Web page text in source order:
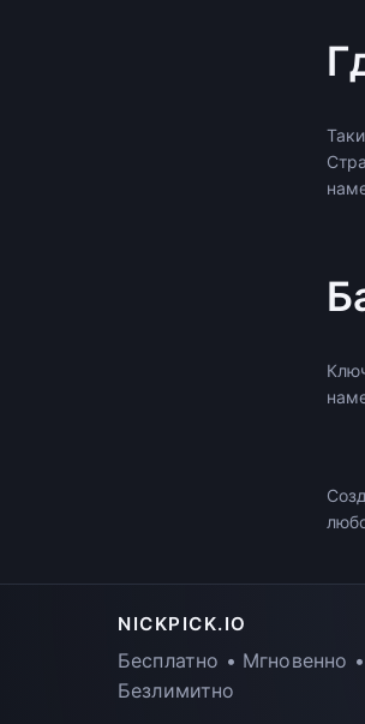
NICKPICK.IO
Бесплатно • Мгновенно •
Безлимитно